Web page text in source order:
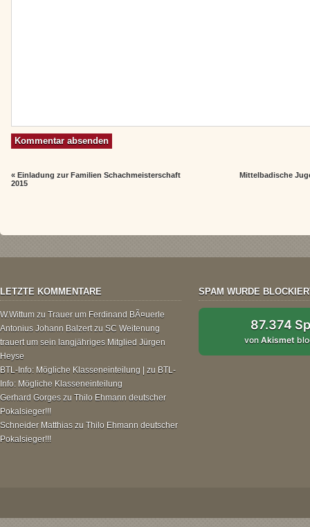
«Einladung zur Familien Schachmeisterschaft
2015
Mittelbadische
LETZTE KOMMENTARE
W.Wittum zu Trauer um Ferdinand BÃ¤uerle
Antonius Johann Balzertzu SC Weitenung
trauert um sein langjähriges Mitglied Jürgen
Heyse
BTL-Info: Mögliche Klasseneinteilung | zu BTL-
Info: Mögliche Klasseneinteilung
Gerhard Gorges zu Thilo Ehmann deutscher
Pokalsieger!!!
Schneider Matthias zu Thilo Ehmann deutscher
Pokalsieger!!!
SPAM WURDE
87.374
vonAkismet